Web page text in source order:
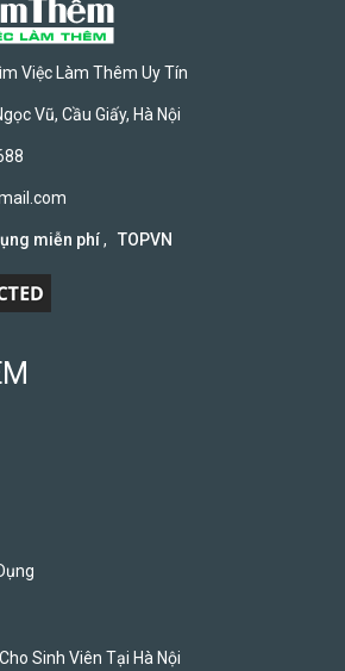
Việc Làm Thêm Uy Tín
Vũ, Cầu Giấy, Hà Nội
miễn phí, TOPVN
Sinh Viên Tại Hà Nội